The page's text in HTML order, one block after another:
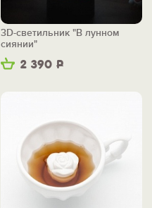
2 390 Р
3D-светильник "В лунном
сиянии"